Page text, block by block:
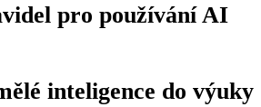
pro používání AI
inteligence do výuky